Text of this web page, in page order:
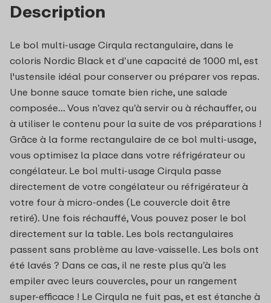
Description
Le bol multi-usage Cirqula rectangulaire, dans le
coloris Nordic Black et d’une capacité de 1000 ml, est
l'ustensile idéal pour conserver ou préparer vos repas.
Une bonne sauce tomate bien riche, une salade
composée... Vous n’avez qu’à servir ou à réchauffer, ou
à utiliser le contenu pour la suite de vos préparations !
Grâce à la forme rectangulaire de ce bol multi-usage,
vous optimisez la place dans votre réfrigérateur ou
congélateur. Le bol multi-usage Cirqula passe
directement de votre congélateur ou réfrigérateur à
votre four à micro-ondes (Le couvercle doit être
retiré). Une fois réchauffé, Vous pouvez poser le bol
directement sur la table. Les bols rectangulaires
passent sans problème au lave-vaisselle. Les bols ont
été lavés ? Dans ce cas, il ne reste plus qu’à les
empiler avec leurs couvercles, pour un rangement
super-efficace ! Le Cirqula ne fuit pas, et est étanche à